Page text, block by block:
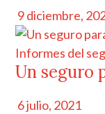
9 diciembre,
Informes del
Un seguro
6 julio, 2021